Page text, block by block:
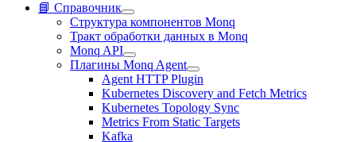
📘 Справочник
Структура компонентов Monq
Тракт обработки данных в Monq
Monq API
Плагины Monq Agent
Agent HTTP Plugin
Kubernetes Discovery and Fetch Metrics
Kubernetes Topology Sync
Metrics From Static Targets
Kafka